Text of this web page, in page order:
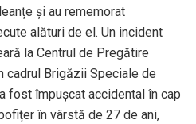
și au rememorat
alături de el. Un incident
la Centrul de Pregătire
cadrul Brigăzii Speciale de
fost împuşcat accidental în cap
în vârstă de 27 de ani,